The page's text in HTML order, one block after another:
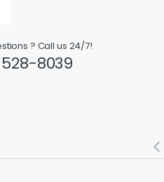
? Call us 24/7!
8039